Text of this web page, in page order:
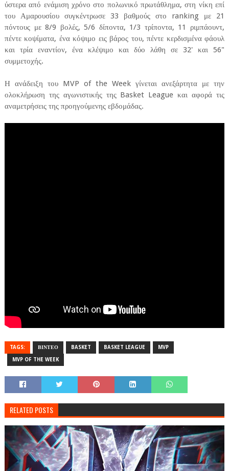
ύστερα από ενάμιση χρόνο στο πολωνικό πρωτάθλημα, στη νίκη επί
του Αμαρουσίου συγκέντρωσε 33 βαθμούς στο ranking με 21
πόντους με 8/9 βολές, 5/6 δίποντα, 1/3 τρίποντα, 11 ριμπάουντ,
πέντε κοψίματα, ένα κόψιμο εις βάρος του, πέντε κερδισμένα φάουλ
και τρία εναντίον, ένα κλέψιμο και δύο λάθη σε 32' και 56"
συμμετοχής.
Η ανάδειξη του MVP of the Week γίνεται ανεξάρτητα με την
ολοκλήρωση της αγωνιστικής της Basket League και αφορά τις
αναμετρήσεις της προηγούμενης εβδομάδας.
TAGS: ΒΙΝΤΕΟ BASKET BASKET LEAGUE MVP
MVP OF THE WEEK
RELATED POSTS